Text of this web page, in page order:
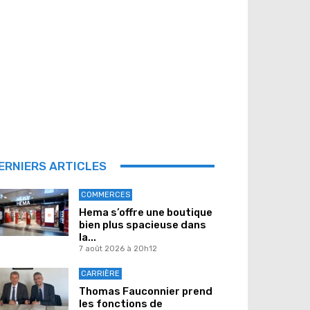
ARTICLES
COMMERCES
Hema s’offre une boutique
bien plus spacieuse dans
la...
7 août 2026 à 20h12
CARRIÈRE
Thomas Fauconnier prend
les fonctions de